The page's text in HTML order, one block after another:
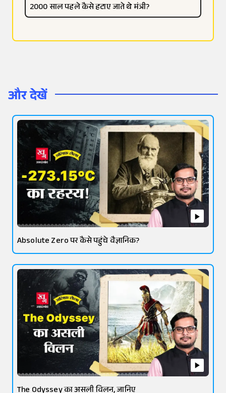
2000 साल पहले कैसे हटाए जाते थे मंत्री?
और देखें
Absolute Zero पर कैसे पहुंचे वैज्ञानिक?